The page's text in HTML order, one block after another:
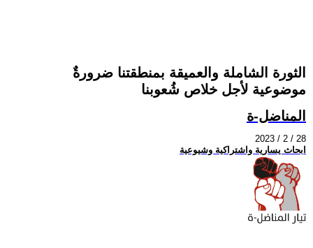
الثورة الشاملة والعميقة بمنطقتنا ضرورةٌ
موضوعية لأجل خلاص شُعوبنا
المناضل-ة
2023 / 2 / 28
ابحاث يسارية واشتراكية وشيوعية